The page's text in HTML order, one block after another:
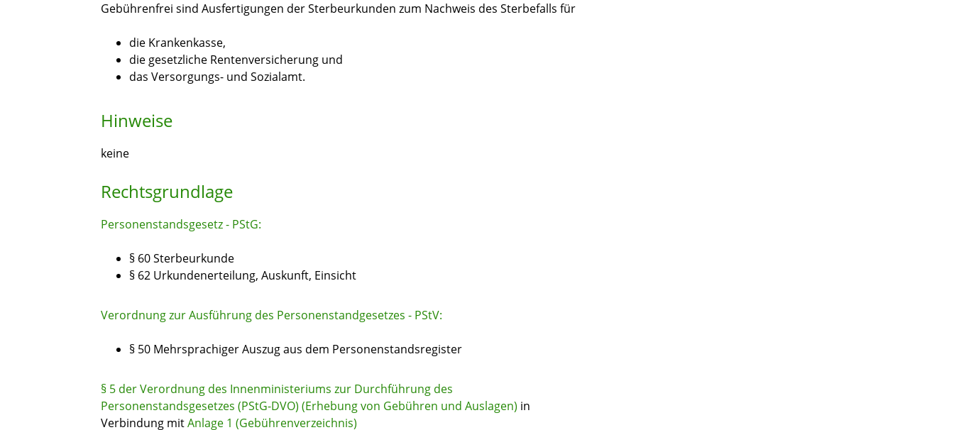
Gebührenfrei sind Ausfertigungen der Sterbeurkunden zum Nachweis des Sterbefalls für
die Krankenkasse,
die gesetzliche Rentenversicherung und
das Versorgungs- und Sozialamt.
Hinweise
keine
Rechtsgrundlage
Personenstandsgesetz - PStG:
§ 60 Sterbeurkunde
§ 62 Urkundenerteilung, Auskunft, Einsicht
Verordnung zur Ausführung des Personenstandgesetzes - PStV:
§ 50 Mehrsprachiger Auszug aus dem Personenstandsregister
§ 5 der Verordnung des Innenministeriums zur Durchführung des
Personenstandsgesetzes (PStG-DVO) (Erhebung von Gebühren und Auslagen) in
Verbindung mitAnlage 1 (Gebührenverzeichnis)